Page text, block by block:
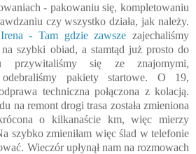
- pakowaniu się, kompletowaniu
czy wszystko działa, jak należy.
Irena - Tam gdzie zawsze zajechaliśmy
szybki obiad, a stamtąd już prosto do
przywitaliśmy się ze znajomymi,
pakiety startowe. O 19,
techniczna połączona z kolacją.
na remont drogi trasa została zmieniona
o kilkanaście km, więc mierzy
szybko zmieniłam więc ślad w telefonie
Wieczór upłynął nam na rozmowach